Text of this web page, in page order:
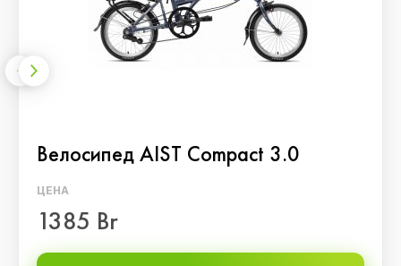
Велосипед AIST Compact 3.0
ЦЕНА
1385 Br